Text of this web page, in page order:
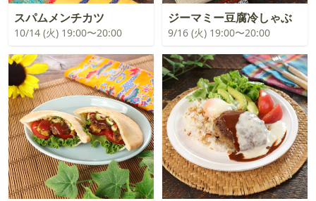
スパムメンチカツ
10/14 (火) 19:00〜20:00
ジーマミー豆腐冷しゃぶ
9/16 (火) 19:00〜20:00